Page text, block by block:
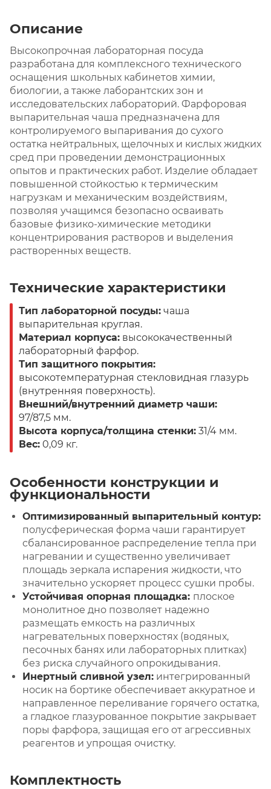
Описание
Высокопрочная лабораторная посуда
разработана для комплексного технического
оснащения школьных кабинетов химии,
биологии, а также лаборантских зон и
исследовательских лабораторий. Фарфоровая
выпарительная чаша предназначена для
контролируемого выпаривания до сухого
остатка нейтральных, щелочных и кислых жидких
сред при проведении демонстрационных
опытов и практических работ. Изделие обладает
повышенной стойкостью к термическим
нагрузкам и механическим воздействиям,
позволяя учащимся безопасно осваивать
базовые физико-химические методики
концентрирования растворов и выделения
растворенных веществ.
Технические характеристики
Тип лабораторной посуды: чаша
выпарительная круглая.
Материал корпуса: высококачественный
лабораторный фарфор.
Тип защитного покрытия:
высокотемпературная стекловидная глазурь
(внутренняя поверхность).
Внешний/внутренний диаметр чаши:
97/87,5 мм.
Высота корпуса/толщина стенки: 31/4 мм.
Вес: 0,09 кг.
Особенности конструкции и
функциональности
Оптимизированный выпарительный контур:
полусферическая форма чаши гарантирует
сбалансированное распределение тепла при
нагревании и существенно увеличивает
площадь зеркала испарения жидкости, что
значительно ускоряет процесс сушки пробы.
Устойчивая опорная площадка: плоское
монолитное дно позволяет надежно
размещать емкость на различных
нагревательных поверхностях (водяных,
песочных банях или лабораторных плитках)
без риска случайного опрокидывания.
Инертный сливной узел: интегрированный
носик на бортике обеспечивает аккуратное и
направленное переливание горячего остатка,
а гладкое глазурованное покрытие закрывает
поры фарфора, защищая его от агрессивных
реагентов и упрощая очистку.
Комплектность